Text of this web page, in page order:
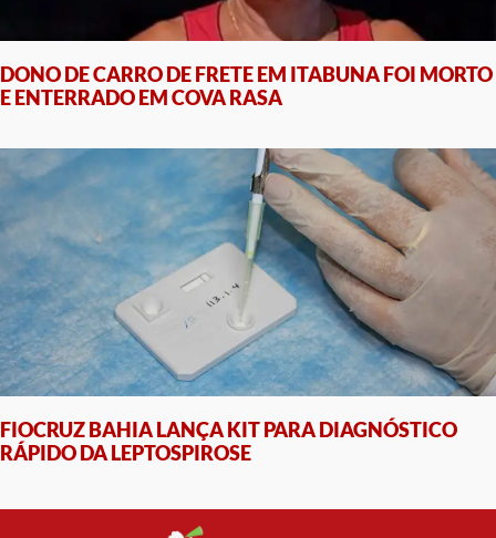
DONO DE CARRO DE FRETE EM ITABUNA FOI MORTO
E ENTERRADO EM COVA RASA
FIOCRUZ BAHIA LANÇA KIT PARA DIAGNÓSTICO
RÁPIDO DA LEPTOSPIROSE